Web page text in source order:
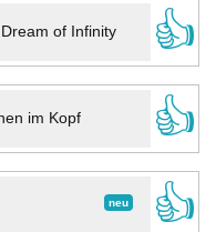
Dream of Infinity
👍
im Kopf
👍
neu
👍